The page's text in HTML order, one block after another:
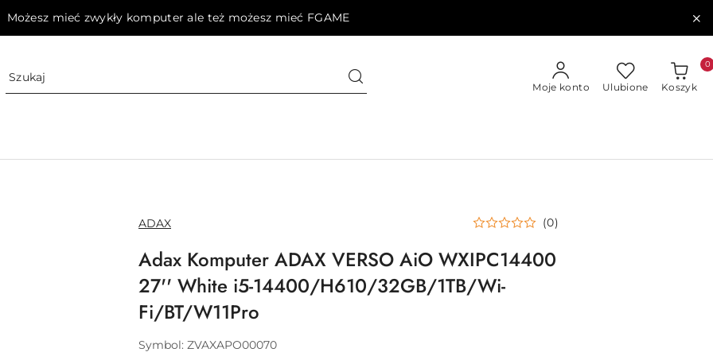
Możesz mieć zwykły komputer ale też możesz mieć FGAME
Moje konto Ulubione Koszyk
0
NAZWA
PRODUCENTA:
ADAX (0)
Adax Komputer ADAX VERSO AiO WXIPC14400
27'' White i5-14400/H610/32GB/1TB/Wi-
Fi/BT/W11Pro
Symbol: ZVAXAPO00070